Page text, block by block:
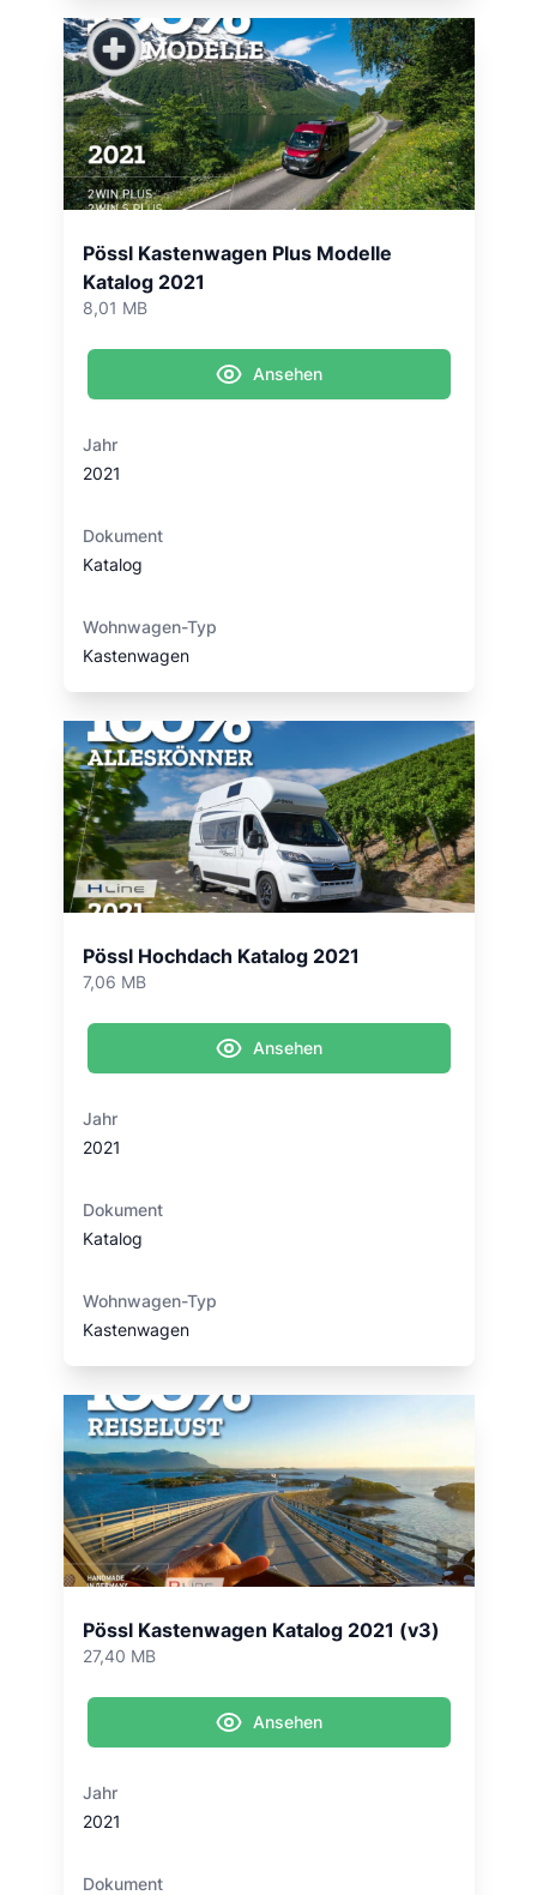
Pössl Kastenwagen Plus Modelle
Katalog 2021
8,01 MB
Ansehen
Jahr
2021
Dokument
Katalog
Wohnwagen-Typ
Kastenwagen
Pössl Hochdach Katalog 2021
7,06 MB
Ansehen
Jahr
2021
Dokument
Katalog
Wohnwagen-Typ
Kastenwagen
Pössl Kastenwagen Katalog 2021 (v3)
27,40 MB
Ansehen
Jahr
2021
Dokument